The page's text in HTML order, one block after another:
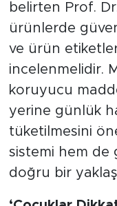
belirten Prof.
ürünlerde
ve ürün
incelenmelidir.
koruyucu
yerine günlük
tüketilmesini
sistemi hem de
doğru bir